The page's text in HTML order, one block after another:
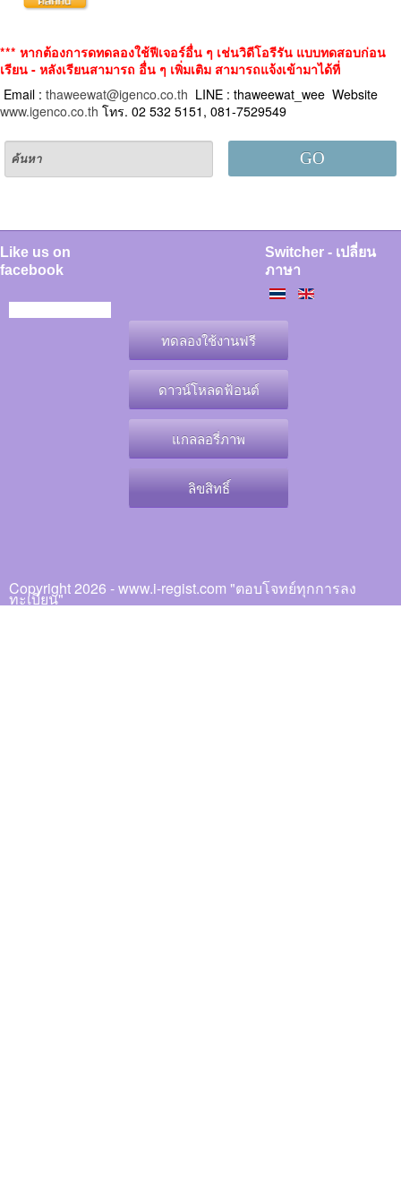
Copyright 2026 - www.i-regist.com "ตอบโจทย์ทุกการลง
ทะเบียน"
*** หากต้องการดทดลองใช้ฟีเจอร์อื่น ๆ เช่นวิดีโอรีรัน แบบทดสอบก่อน
เรียน - หลังเรียนสามารถ อื่น ๆ เพิ่มเติม สามารถแจ้งเข้ามาได้ที่
Email : thaweewat@igenco.co.th LINE : thaweewat_wee Website
www.igenco.co.th โทร. 02 532 5151, 081-7529549
GO
Like us on
facebook
ทดลองใช้งานฟรี
ดาวน์โหลดฟ้อนต์
แกลลอรี่ภาพ
ลิขสิทธิ์
Switcher - เปลี่ยน
ภาษา